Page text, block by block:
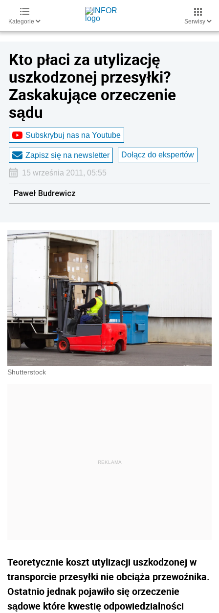
Kategorie Serwisy
Kto płaci za utylizację
uszkodzonej przesyłki?
Zaskakujące orzeczenie
sądu
Subskrybuj nas na Youtube
Zapisz się na newsletter Dołącz do ekspertów
15 września 2011, 05:55
Paweł Budrewicz
Shutterstock
Teoretycznie koszt utylizacji uszkodzonej w
transporcie przesyłki nie obciąża przewoźnika.
Ostatnio jednak pojawiło się orzeczenie
sądowe które kwestię odpowiedzialności